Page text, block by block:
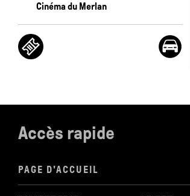
Cinéma du Merlan
Accès rapide
PAGE D'ACCUEIL